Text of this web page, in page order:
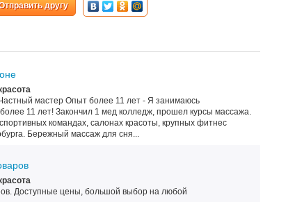
другу
мастер Опыт более 11 лет - Я занимаюсь
11 лет! Закончил 1 мед колледж, прошел курсы массажа.
командах, салонах красоты, крупных фитнес
Бережный массаж для сня...
Доступные цены, большой выбор на любой